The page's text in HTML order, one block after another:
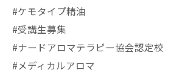
#ケモタイプ精油
#受講生募集
#ナードアロマテラピー協会認定校
#メディカルアロマ